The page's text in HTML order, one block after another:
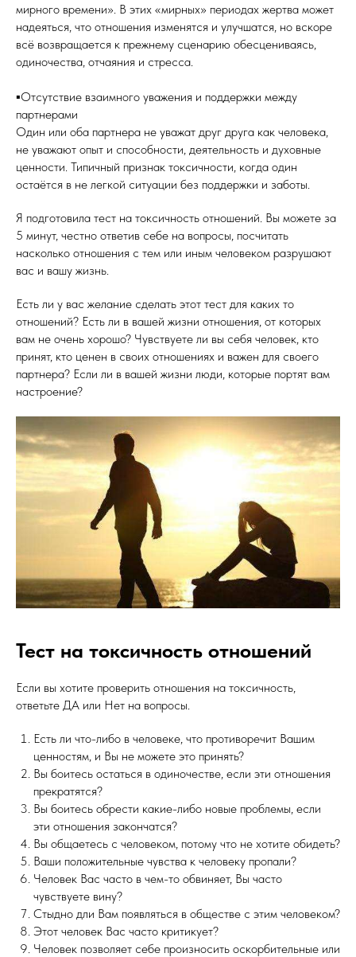
мирного времени». В этих «мирных» периодах жертва может
надеяться, что отношения изменятся и улучшатся, но вскоре
всё возвращается к прежнему сценарию обесцениваясь,
одиночества, отчаяния и стресса.
▪️Отсутствие взаимного уважения и поддержки между
партнерами
Один или оба партнера не уважат друг друга как человека,
не уважают опыт и способности, деятельность и духовные
ценности. Типичный признак токсичности, когда один
остаётся в не легкой ситуации без поддержки и заботы.
Я подготовила тест на токсичность отношений. Вы можете за
5 минут, честно ответив себе на вопросы, посчитать
насколько отношения с тем или иным человеком разрушают
вас и вашу жизнь.
Есть ли у вас желание сделать этот тест для каких то
отношений? Есть ли в вашей жизни отношения, от которых
вам не очень хорошо? Чувствуете ли вы себя человек, кто
принят, кто ценен в своих отношениях и важен для своего
партнера? Если ли в вашей жизни люди, которые портят вам
настроение?
Тест на токсичность отношений
Если вы хотите проверить отношения на токсичность,
ответьте ДА или Нет на вопросы.
Есть ли что-либо в человеке, что противоречит Вашим
ценностям, и Вы не можете это принять?
Вы боитесь остаться в одиночестве, если эти отношения
прекратятся?
Вы боитесь обрести какие-либо новые проблемы, если
эти отношения закончатся?
Вы общаетесь с человеком, потому что не хотите обидеть?
Ваши положительные чувства к человеку пропали?
Человек Вас часто в чем-то обвиняет, Вы часто
чувствуете вину?
Стыдно дли Вам появляться в обществе с этим человеком?
Этот человек Вас часто критикует?
Человек позволяет себе произносить оскорбительные или